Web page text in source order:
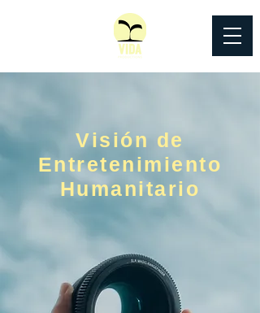
Visión de
Entretenimiento
Humanitario